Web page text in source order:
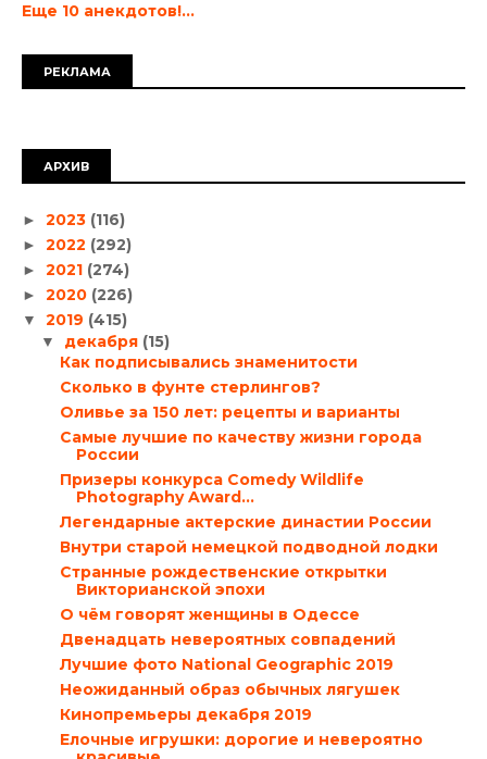
Еще 10 анекдотов!...
РЕКЛАМА
АРХИВ
► 2023 (116)
► 2022 (292)
► 2021 (274)
► 2020 (226)
▼ 2019 (415)
▼ декабря (15)
Как подписывались знаменитости
Сколько в фунте стерлингов?
Оливье за 150 лет: рецепты и варианты
Самые лучшие по качеству жизни города
России
Призеры конкурса Comedy Wildlife
Photography Award...
Легендарные актерские династии России
Внутри старой немецкой подводной лодки
Странные рождественские открытки
Викторианской эпохи
О чём говорят женщины в Одессе
Двенадцать невероятных совпадений
Лучшие фото National Geographic 2019
Неожиданный образ обычных лягушек
Кинопремьеры декабря 2019
Елочные игрушки: дорогие и невероятно